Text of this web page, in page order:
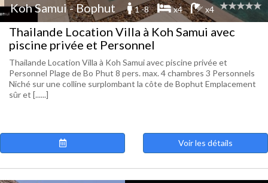
Koh Samui - Bophut 1 -8 x4 x4
Thailande Location Villa à Koh Samui avec
piscine privée et Personnel
Thailande Location Villa à Koh Samui avec piscine privée et
Personnel Plage de Bo Phut 8 pers. max. 4 chambres 3 Personnels
Niché sur une colline surplombant la côte de Bophut Emplacement
sûr et [......]
Voir les détails